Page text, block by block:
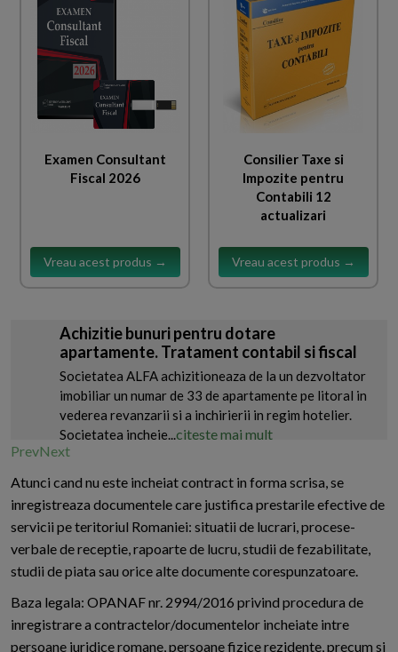
Examen Consultant
Fiscal 2026
Vreau acest produs →
Consilier Taxe si
Impozite pentru
Contabili 12
actualizari
Vreau acest produs →
Achizitie bunuri pentru dotare
apartamente. Tratament contabil si fiscal
Societatea ALFA achizitioneaza de la un dezvoltator
imobiliar un numar de 33 de apartamente pe litoral in
vederea revanzarii si a inchirierii in regim hotelier.
Societatea incheie...citeste mai mult
PrevNext
Atunci cand nu este incheiat contract in forma scrisa, se
inregistreaza documentele care justifica prestarile efective de
servicii pe teritoriul Romaniei: situatii de lucrari, procese-
verbale de receptie, rapoarte de lucru, studii de fezabilitate,
studii de piata sau orice alte documente corespunzatoare.
Baza legala: OPANAF nr. 2994/2016 privind procedura de
inregistrare a contractelor/documentelor incheiate intre
persoane juridice romane, persoane fizice rezidente, precum si